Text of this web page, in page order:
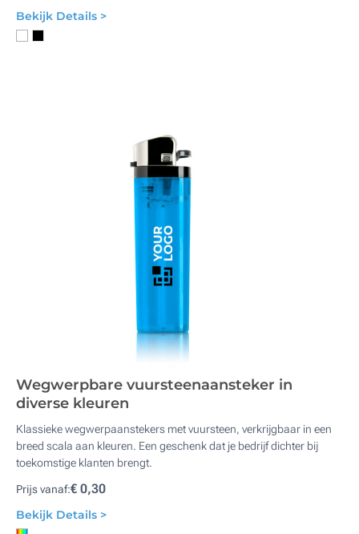
Bekijk Details >
Wegwerpbare vuursteenaansteker in
diverse kleuren
Klassieke wegwerpaanstekers met vuursteen, verkrijgbaar in een
breed scala aan kleuren. Een geschenk dat je bedrijf dichter bij
toekomstige klanten brengt.
Prijs vanaf:€ 0,30
Bekijk Details >